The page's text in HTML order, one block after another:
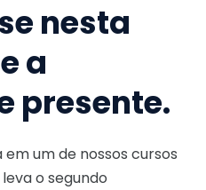
nesta
a
presente.
um de nossos cursos
o segundo